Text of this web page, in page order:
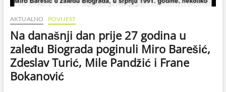
AKTUALNO POVIJEST
Na današnji dan prije 27 godina u
zaleđu Biograda poginuli Miro Barešić,
Zdeslav Turić, Mile Pandžić i Frane
Bokanović